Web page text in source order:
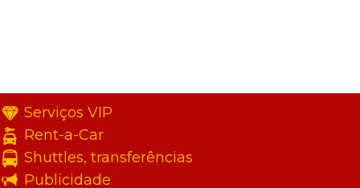
Serviços VIP
Rent-a-Car
Shuttles, transferências
Publicidade